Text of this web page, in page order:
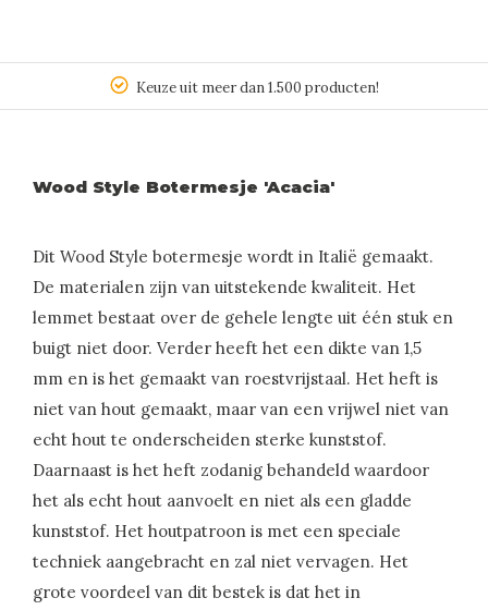
Keuze uit meer dan 1.500 producten!
Wood Style Botermesje 'Acacia'
Dit Wood Style botermesje wordt in Italië gemaakt.
De materialen zijn van uitstekende kwaliteit. Het
lemmet bestaat over de gehele lengte uit één stuk en
buigt niet door. Verder heeft het een dikte van 1,5
mm en is het gemaakt van roestvrijstaal. Het heft is
niet van hout gemaakt, maar van een vrijwel niet van
echt hout te onderscheiden sterke kunststof.
Daarnaast is het heft zodanig behandeld waardoor
het als echt hout aanvoelt en niet als een gladde
kunststof. Het houtpatroon is met een speciale
techniek aangebracht en zal niet vervagen. Het
grote voordeel van dit bestek is dat het in